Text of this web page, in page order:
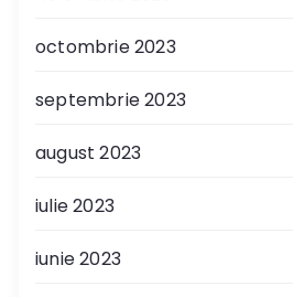
octombrie 2023
septembrie 2023
august 2023
iulie 2023
iunie 2023